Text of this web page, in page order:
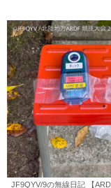
JF9QYV/9の無線日記 【